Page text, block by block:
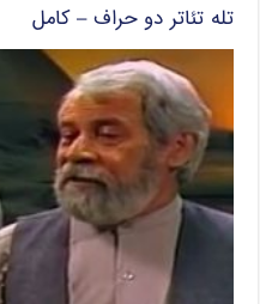
تله تئاتر دو حراف – کامل